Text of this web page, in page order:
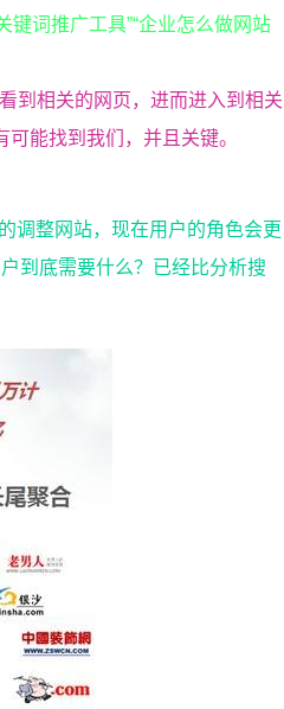
键词推广工具”“企业怎么做网站
到相关的网页，进而进入到相关
能找到我们，并且关键。
调整网站，现在用户的角色会更
到底需要什么？已经比分析搜